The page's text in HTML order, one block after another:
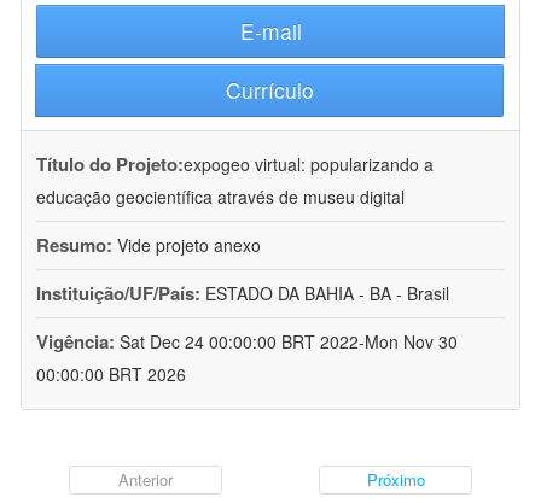
E-mail
Currículo
Título do Projeto:expogeo virtual: popularizando a
educação geocientífica através de museu digital
Resumo: Vide projeto anexo
Instituição/UF/País: ESTADO DA BAHIA - BA - Brasil
Vigência: Sat Dec 24 00:00:00 BRT 2022-Mon Nov 30
00:00:00 BRT 2026
Anterior Próximo